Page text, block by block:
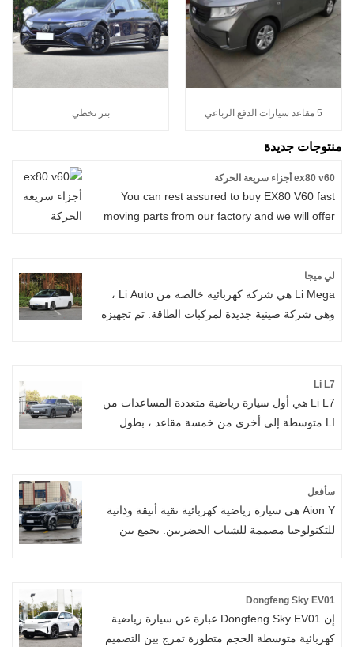
5 مقاعد سيارات الدفع الرباعي بنز تخطي
منتوجات جديدة
ex80 v60 أجزاء سريعة الحركة
You can rest assured to buy EX80 V60 fast
moving parts from our factory and we will offer
لي ميجا
Li Mega هي شركة كهربائية خالصة من Li Auto ،
وهي شركة صينية جديدة لمركبات الطاقة. تم تجهيزه
في ظل ظروف CLTC.
Li L7
Li L7 هي أول سيارة رياضية متعددة المساعدات من
LI متوسطة إلى أخرى من خمسة مقاعد ، بطول
نطاق شامل لـ CLTC يبلغ 1،315 كيلومترًا ومدى
مع تعليق الهواء السحري المثالي للسجادة السحرية
سأفعل
Aion Y هي سيارة رياضية كهربائية نقية أنيقة وذاتية
للتكنولوجيا مصممة للشباب الحضريين. يجمع بين
والتصميمات الداخلية الفسيحة ، والاتصال من الجيل
Dongfeng Sky EV01
إن Dongfeng Sky EV01 عبارة عن سيارة رياضية
كهربائية متوسطة الحجم متطورة تمزج بين التصميم